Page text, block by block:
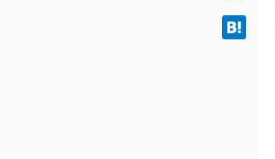
hat
ena